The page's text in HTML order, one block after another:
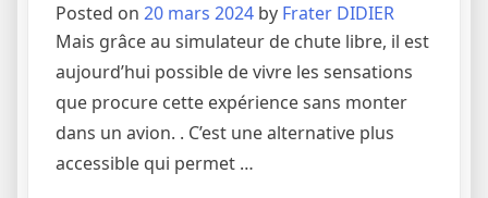
Posted on 20 mars 2024 by Frater DIDIER
Mais grâce au simulateur de chute libre, il est
aujourd’hui possible de vivre les sensations
que procure cette expérience sans monter
dans un avion. . C’est une alternative plus
accessible qui permet …